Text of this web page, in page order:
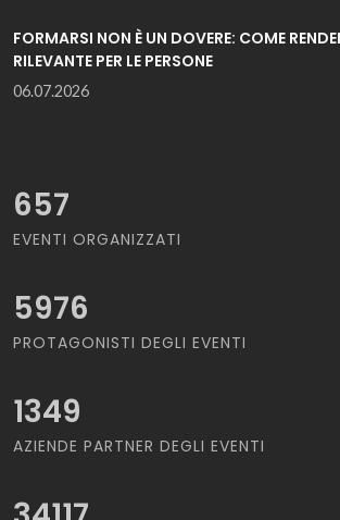
FORMARSI NON È UN DOVERE: COME
RILEVANTE PER LE PERSONE
06.07.2026
657
EVENTI ORGANIZZATI
5976
PROTAGONISTI DEGLI EVENTI
1349
AZIENDE PARTNER DEGLI EVENTI